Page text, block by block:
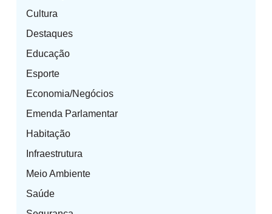
Cultura
Destaques
Educação
Esporte
Economia/Negócios
Emenda Parlamentar
Habitação
Infraestrutura
Meio Ambiente
Saúde